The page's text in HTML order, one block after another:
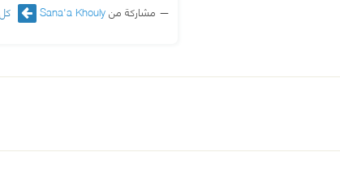
مشاركة منSana'a Khouly